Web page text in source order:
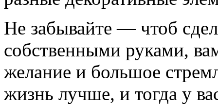
Не забывайте — чтоб
собственными руками,
желание и большое
жизнь лучше, и тогда у